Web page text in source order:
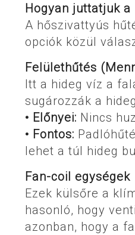
Hogyan juttatjuk a
A hőszivattyús
opciók közül
Felülethűtés
Itt a hideg víz a
sugározzák a
• Előnyei: Nincs
• Fontos:
lehet a túl hideg
Fan-coil egységek
Ezek külsőre a
hasonló, hogy
azonban, hogy a